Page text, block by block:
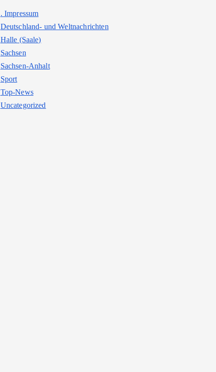
. Impressum
Deutschland- und Weltnachrichten
Halle (Saale)
Sachsen
Sachsen-Anhalt
Sport
Top-News
Uncategorized